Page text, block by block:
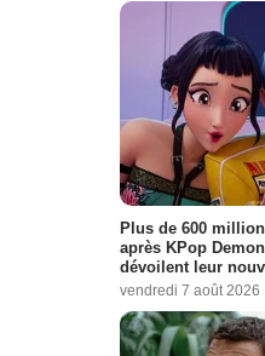
Plus de 600
après KPop
dévoilent leur
vendredi 7 août 2026